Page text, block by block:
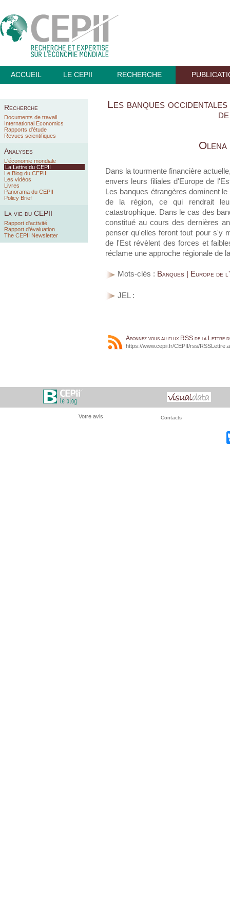
ACCUEIL LE CEPII RECHERCHE
Recherche
Documents de travail
International Economics
Rapports d’étude
Revues scientifiques
Analyses
L'économie mondiale
La Lettre du CEPII
Le Blog du CEPII
Les vidéos
Livres
Panorama du CEPII
Policy Brief
La vie du CEPII
Rapport d'activité
Rapport d'évaluation
The CEPII Newsletter
Les banques
Dans la tourmente financière
envers leurs filiales d'Europe de
Les banques étrangères dominent
de la région, ce qui rendrait
catastrophique. Dans le cas des
constitué au cours des dernières
penser qu'elles feront tout pour s'y
de l'Est révèlent des forces et
réclame une approche régionale de
Mots-clés : Banques | Europe de
JEL :
Abonnez vous au flux RSS de la Lettre
https://www.cepii.fr/CEPII/rss/
Votre avis Contacts